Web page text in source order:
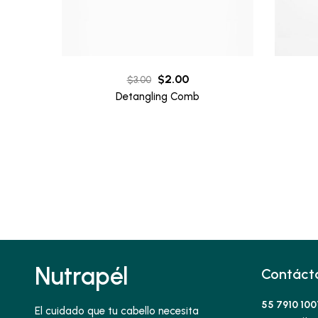
$3.00
Original
price
$2.00Current
price
Detangling Comb
Nutrapél
El cuidado que tu cabello necesita
55 7910